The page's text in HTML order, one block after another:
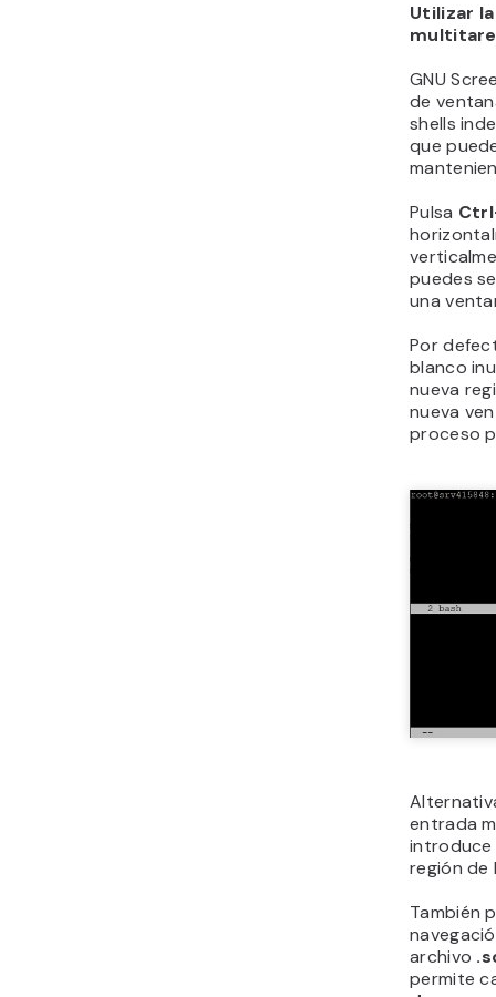
Utilizar
GNU
de
shells
que
Pulsa
puedes
una
Por
blanco
nueva
nueva
proceso
entrada
región de
También
archivo
permite